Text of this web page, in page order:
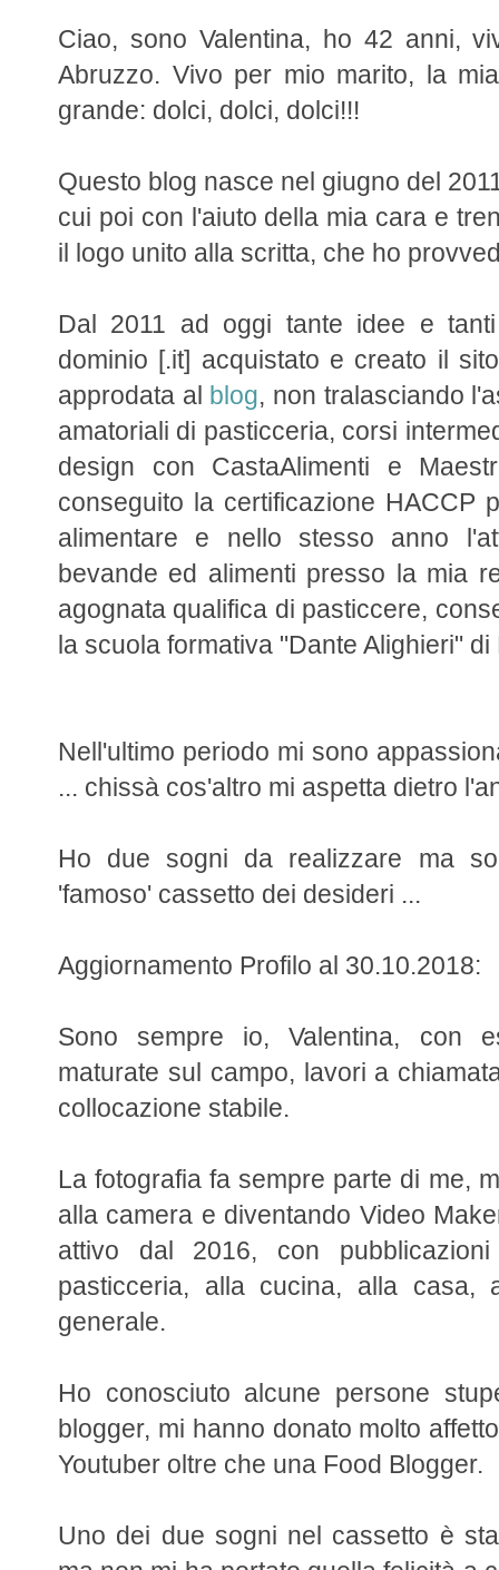
Ciao, sono Valentina, ho 42 anni,
Abruzzo. Vivo per mio marito, la
grande: dolci, dolci, dolci!!!
Questo blog nasce nel giugno del
cui poi con l'aiuto della mia cara e
il logo unito alla scritta, che ho
Dal 2011 ad oggi tante idee e
dominio [.it] acquistato e creato il
approdata al blog, non tralasciando
amatoriali di pasticceria, corsi
design con CastaAlimenti e
conseguito la certificazione HACCP
alimentare e nello stesso anno
bevande ed alimenti presso la mia
agognata qualifica di pasticcere,
la scuola formativa "Dante Alighieri" di
Nell'ultimo periodo mi sono
... chissà cos'altro mi aspetta dietro
Ho due sogni da realizzare ma
'famoso' cassetto dei desideri ...
Aggiornamento Profilo al 30.10.2018:
Sono sempre io, Valentina, con
maturate sul campo, lavori a
collocazione stabile.
La fotografia fa sempre parte di me,
alla camera e diventando Video
attivo dal 2016, con
pasticceria, alla cucina, alla
generale.
Ho conosciuto alcune persone
blogger, mi hanno donato molto
Youtuber oltre che una Food Blogger.
Uno dei due sogni nel cassetto è